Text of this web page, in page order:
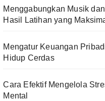
Menggabungkan Musik
Hasil Latihan yang
Mengatur Keuangan
Hidup Cerdas
Cara Efektif Mengelola
Mental